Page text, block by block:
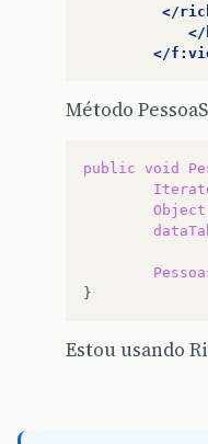
</
</
</
Método
public void
Object
Estou usando